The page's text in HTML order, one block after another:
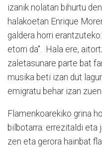
izanik nolatan bihurtu
halakoetan Enrique
galdera horri
etorri da". Hala ere,
zaletasunare parte bat
musika beti izan dut
emigratu behar izan
Flamenkoarekiko grina
bilbotarra: errezitaldi eta
zen eta gerora hainbat